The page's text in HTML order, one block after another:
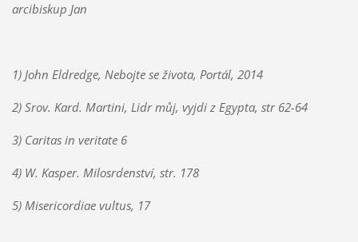
arcibiskup Jan
1) John Eldredge, Nebojte se života, Portál, 2014
2) Srov. Kard. Martini, Lidr můj, vyjdi z Egypta, str 62-64
3) Caritas in veritate 6
4) W. Kasper. Milosrdenství, str. 178
5) Misericordiae vultus, 17